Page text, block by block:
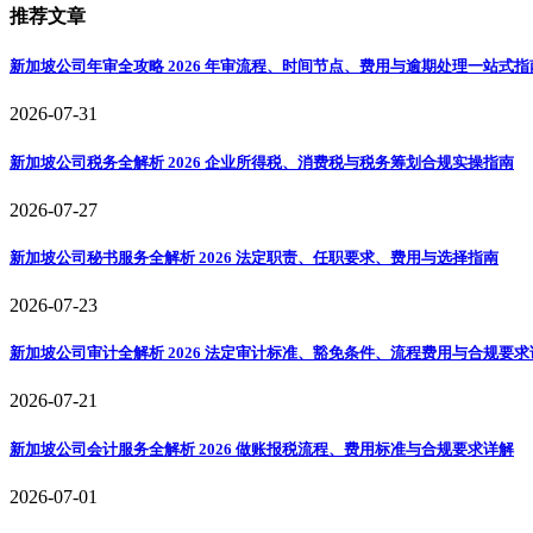
推荐文章
新加坡公司年审全攻略 2026 年审流程、时间节点、费用与逾期处理一站式指
2026-07-31
新加坡公司税务全解析 2026 企业所得税、消费税与税务筹划合规实操指南
2026-07-27
新加坡公司秘书服务全解析 2026 法定职责、任职要求、费用与选择指南
2026-07-23
新加坡公司审计全解析 2026 法定审计标准、豁免条件、流程费用与合规要求
2026-07-21
新加坡公司会计服务全解析 2026 做账报税流程、费用标准与合规要求详解
2026-07-01